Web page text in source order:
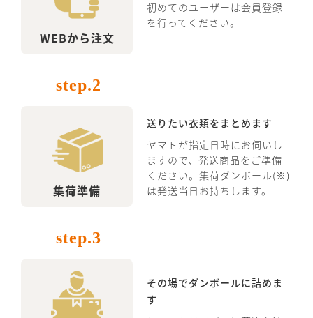
WEBから注文
初めてのユーザーは会員登録
を行ってください。
step.2
集荷準備
送りたい衣類をまとめます
ヤマトが指定日時にお伺いし
ますので、発送商品をご準備
ください。集荷ダンボール(※)
は発送当日お持ちします。
step.3
その場でダンボールに詰めま
す